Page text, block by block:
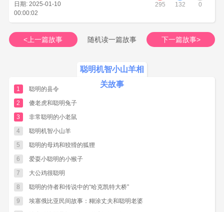
吃了我也不迟啊!”
狼一听，觉得小山羊说的很有道理。
于是狼带着小山羊回到家，就赶紧生起了
不一会儿，汤好啦。小山羊咕噜咕噜的一切
喝完后，小山羊又咂咂嘴，说：“狼先生，我
还没吃饱。”
狼只好又去烧开了水，做起了玉米粥。
粥好啦，小山羊咕噜咕噜喝了下去，舔舔嘴
巴的对狼说：“狼先生，还能再来点吃的吗?”
狼又和起了面，做起了馅饼。
等馅饼好，小山羊咕噜咕噜吃了下去，摸摸
肚子说：“狼先生，我吃饱了，您可以吃了我啦!”
日期: 2025-01-10
00:00:02
295 1326 0
<上一篇故事 随机读一篇故事 下一篇故事>
聪明机智小山羊相
关故事
1
聪明的县令
2
傻老虎和聪明兔子
3
非常聪明的小老鼠
4
聪明机智小山羊
5
聪明的母鸡和狡猾的狐狸
6
爱耍小聪明的小猴子
7
大公鸡很聪明
8
聪明的侍者和传说中的“哈克凯特大桥”
9
埃塞俄比亚民间故事：糊涂丈夫和聪明老婆